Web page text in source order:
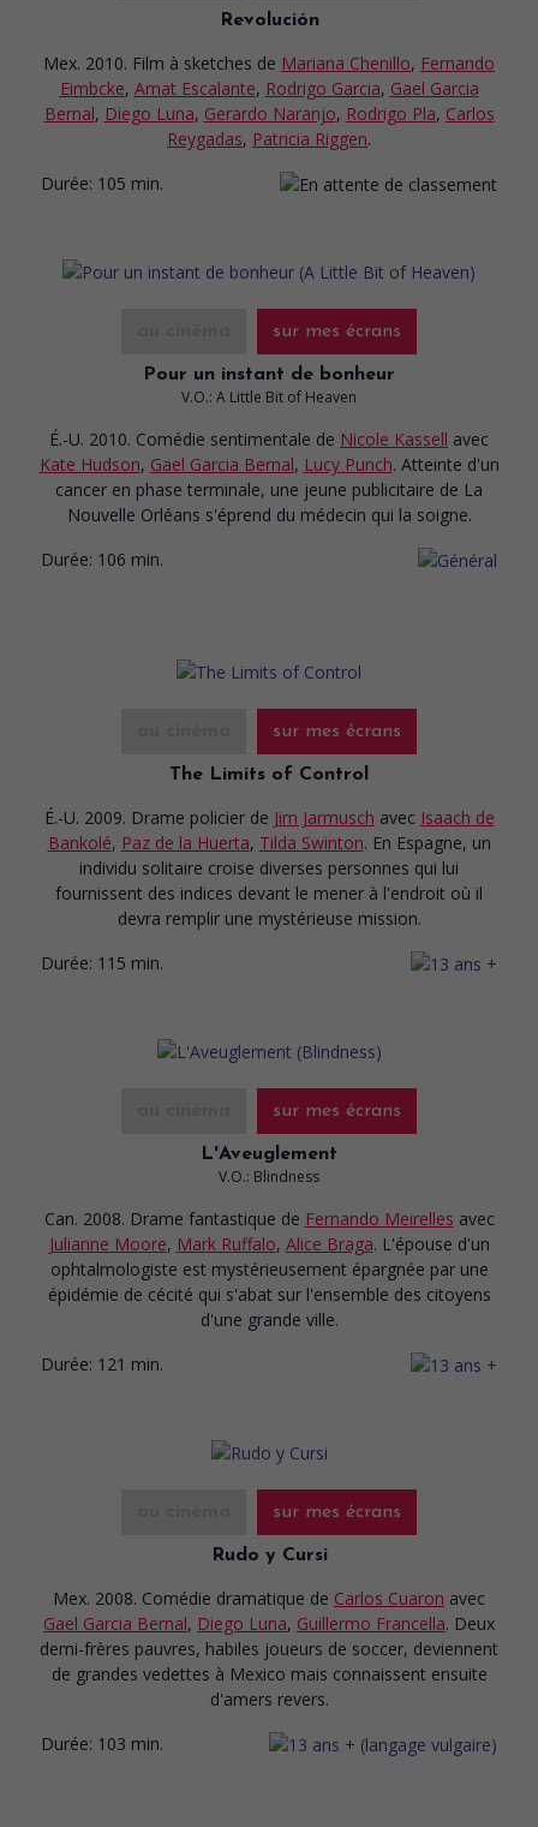
Revolución
Mex. 2010. Film à sketches de Mariana Chenillo, Fernando
Eimbcke, Amat Escalante, Rodrigo Garcia, Gael Garcia
Bernal, Diego Luna, Gerardo Naranjo, Rodrigo Pla, Carlos
Reygadas, Patricia Riggen.
Durée: 105 min.
sur mes écrans
Pour un instant de bonheur
V.O.: A Little Bit of Heaven
É.-U. 2010. Comédie sentimentale de Nicole Kassell avec
Kate Hudson, Gael Garcia Bernal, Lucy Punch. Atteinte d'un
cancer en phase terminale, une jeune publicitaire de La
Nouvelle Orléans s'éprend du médecin qui la soigne.
Durée: 106 min.
sur mes écrans
The Limits of Control
É.-U. 2009. Drame policier de Jim Jarmusch avec Isaach de
Bankolé, Paz de la Huerta, Tilda Swinton. En Espagne, un
individu solitaire croise diverses personnes qui lui
fournissent des indices devant le mener à l'endroit où il
devra remplir une mystérieuse mission.
Durée: 115 min.
sur mes écrans
L'Aveuglement
V.O.: Blindness
Can. 2008. Drame fantastique de Fernando Meirelles avec
Julianne Moore, Mark Ruffalo, Alice Braga. L'épouse d'un
ophtalmologiste est mystérieusement épargnée par une
épidémie de cécité qui s'abat sur l'ensemble des citoyens
d'une grande ville.
Durée: 121 min.
sur mes écrans
Rudo y Cursi
Mex. 2008. Comédie dramatique de Carlos Cuaron avec
Gael Garcia Bernal, Diego Luna, Guillermo Francella. Deux
demi-frères pauvres, habiles joueurs de soccer, deviennent
de grandes vedettes à Mexico mais connaissent ensuite
d'amers revers.
Durée: 103 min.